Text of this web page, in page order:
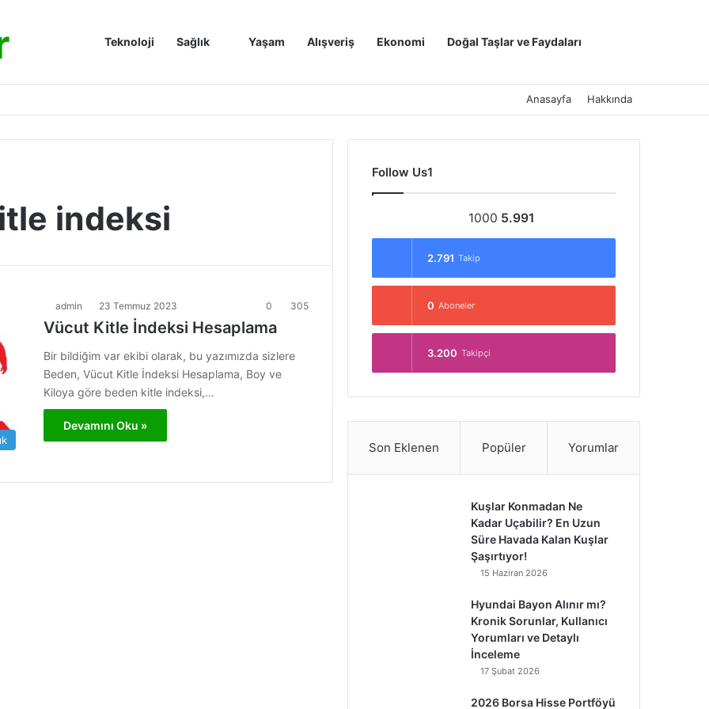
Anasayfa
Teknoloji Sağlık Yaşam Alışveriş Ekonomi Doğal Taşlar ve Faydaları
Anasayfa Hakkında
indeksi
admin 23 Temmuz 2023 0 305
Vücut Kitle İndeksi Hesaplama
Bir bildiğim var ekibi olarak, bu yazımızda sizlere
Beden, Vücut Kitle İndeksi Hesaplama, Boy ve
Kiloya göre beden kitle indeksi,…
Devamını Oku »
Follow Us1
1000 5.991
2.791 Takip
0 Aboneler
3.200 Takipçi
Son Eklenen Popüler Yorumlar
Kuşlar Konmadan Ne
Kadar Uçabilir? En Uzun
Süre Havada Kalan Kuşlar
Şaşırtıyor!
15 Haziran 2026
Hyundai Bayon Alınır mı?
Kronik Sorunlar, Kullanıcı
Yorumları ve Detaylı
İnceleme
17 Şubat 2026
2026 Borsa Hisse Portföyü